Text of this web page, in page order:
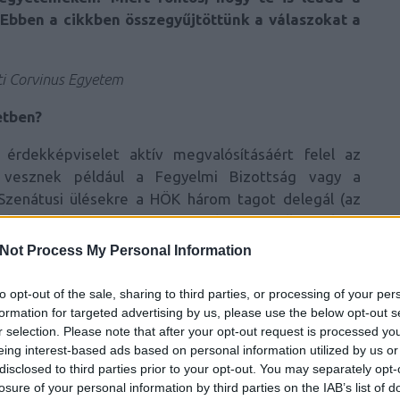
Process My Personal Information
opt-out of the sale, sharing to third parties, or processing of your
for targeted advertising by us, please use the below opt-out
selection. Please note that after your opt-out request is processed
interest-based ads based on personal information utilized by us
to third parties prior to your opt-out. You may separately
of your personal information by third parties on the IAB’s list of
a cikkben összegyűjtöttünk a válaszokat a
Corvinus Egyetem
aktív megvalósításáért felel az
például a Fegyelmi Bizottság vagy a
ülésekre a HÖK három tagot delegál (az
így három szavazattal is rendelkeznek. A
vétójoguk van, így képviselhetik a hallgatók
tartozik a hallgatói élet színesítése rendezvények,
egyetemi szervezeti egységek projektjeiben
vagy a szakfejlesztések lebonyolítása.